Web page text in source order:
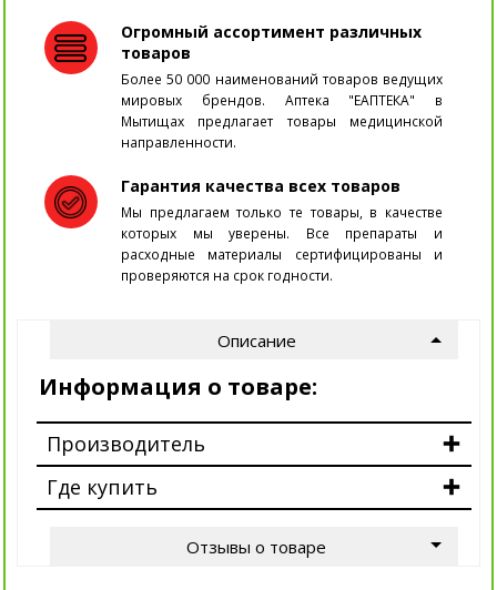
Огромный ассортимент различных
товаров
Более 50 000 наименований товаров ведущих
мировых брендов. Аптека "ЕАПТЕКА" в
Мытищах предлагает товары медицинской
направленности.
Гарантия качества всех товаров
Мы предлагаем только те товары, в качестве
которых мы уверены. Все препараты и
расходные материалы сертифицированы и
проверяются на срок годности.
Описание
Информация о товаре:
Производитель
Где купить
Отзывы о товаре